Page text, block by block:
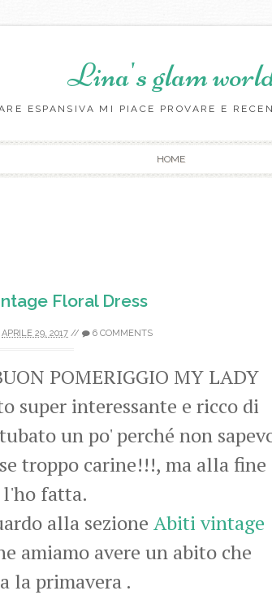
Lina's glam
ESPANSIVA MI PIACE PROVARE E
HOME
Floral Dress
APRILE 29, 2017 // 6 COMMENTS
POMERIGGIO MY LADY
super interessante e ricco di
un po' perché non
troppo carine!!!, ma alla fine
l'ho fatta.
alla sezione Abiti vintage
amiamo avere un abito che
la primavera .